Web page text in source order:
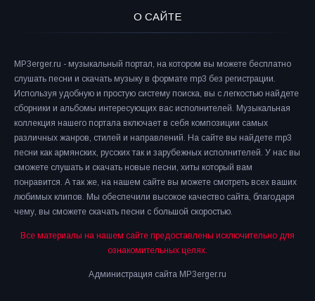
О САЙТЕ
MP3erger.ru - музыкальный портал, на котором вы можете бесплатно
слушать песни и скачать музыку в формате mp3 без регистрации.
Используя удобную и простую систему поиска, вы с легкостью найдете
сборники и альбомы интересующих вас исполнителей. Музыкальная
коллекция нашего портала включает в себя композиции самых
различных жанров, стилей и направлений. На сайте вы найдете mp3
песни как армянских, русских так и зарубежных исполнителей. У нас вы
сможете слушать и скачать новые песни, хиты который вам
понравится. А так же, на нашем сайте вы можете смотреть всех ваших
любимых клипов. Мы обеспечили высокое качество сайта, благодаря
чему, вы сможете скачать песни с большой скоростью.
Все материалы на нашем сайте предоставлены исключительно для
ознакомительных целях.
Администрация сайта MP3erger.ru